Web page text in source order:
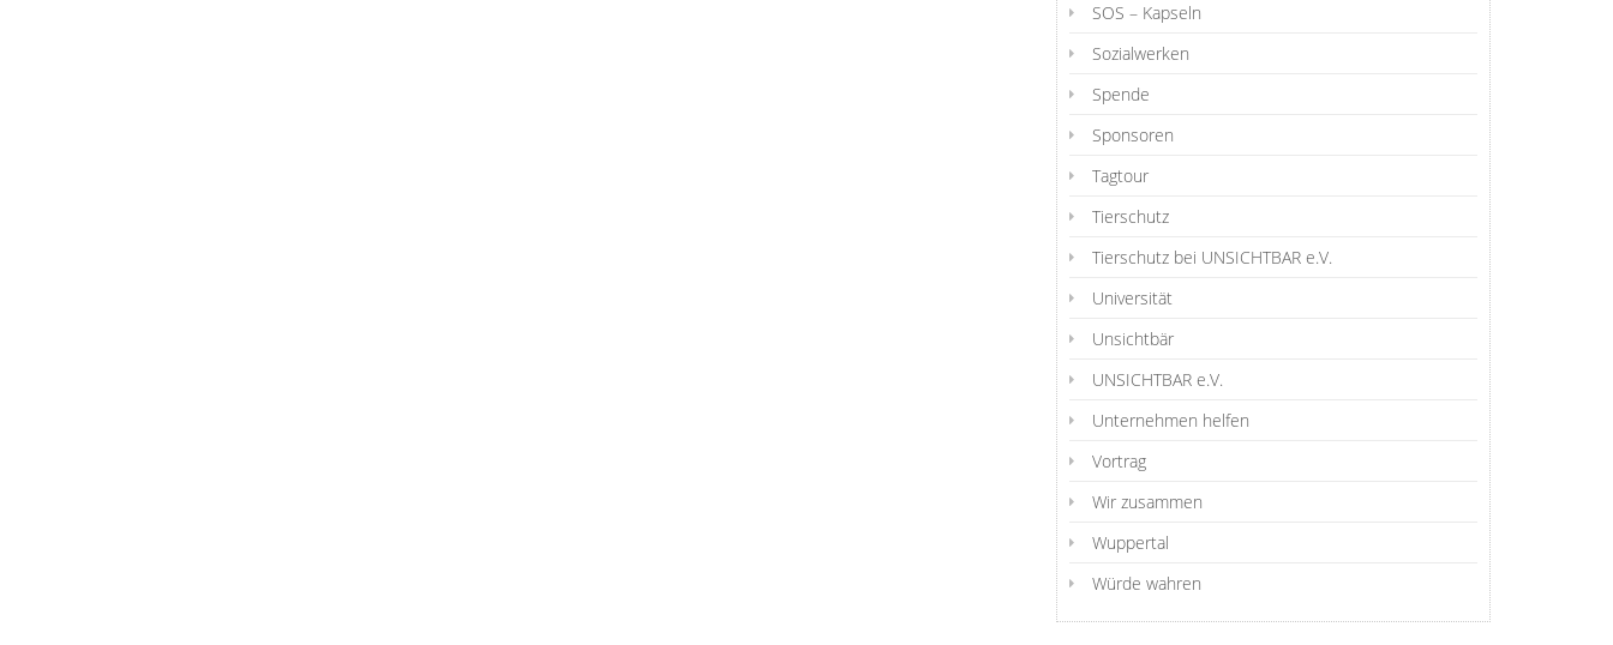
SOS – Kapseln
Sozialwerken
Spende
Sponsoren
Tagtour
Tierschutz
Tierschutz bei UNSICHTBAR e.V.
Universität
Unsichtbär
UNSICHTBAR e.V.
Unternehmen helfen
Vortrag
Wir zusammen
Wuppertal
Würde wahren